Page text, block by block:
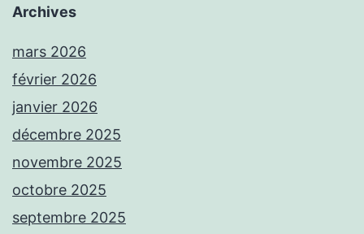
Archives
mars 2026
février 2026
janvier 2026
décembre 2025
novembre 2025
octobre 2025
septembre 2025